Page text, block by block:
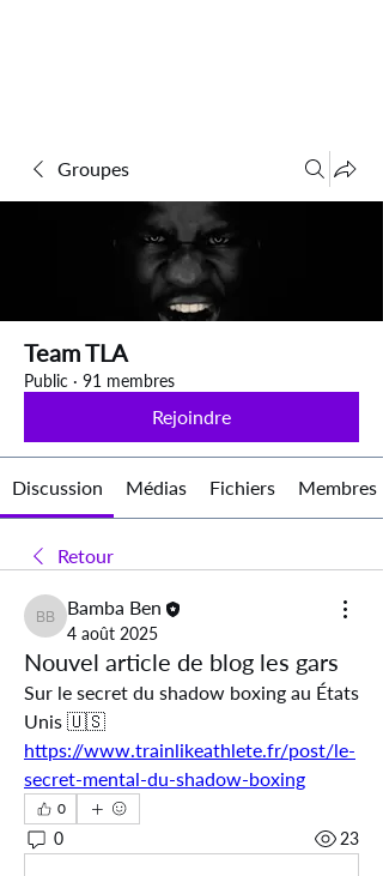
Groupes
Team TLA
Public · 91 membres
Rejoindre
Discussion Médias Fichiers Membres
Retour
Bamba Ben
Bamba Ben
4 août 2025
Nouvel article de blog les gars
Sur le secret du shadow boxing au États
Unis 🇺🇸
https://www.trainlikeathlete.fr/post/le-
secret-mental-du-shadow-boxing
0
0 23